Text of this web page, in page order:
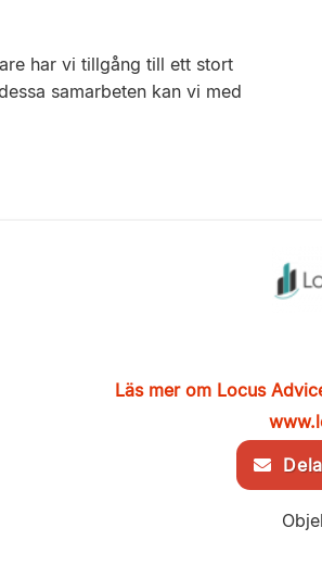
har vi tillgång till ett stort
samarbeten kan vi med
Läs mer om Locus
Dela